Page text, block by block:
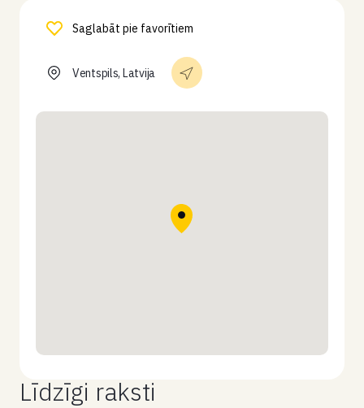
Saglabāt pie favorītiem
Ventspils, Latvija
Līdzīgi raksti